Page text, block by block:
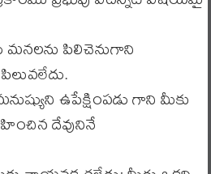
మనలను పిలిచెనుగాని
ఉపేక్షింపడు గాని మీకు
దేవునినే